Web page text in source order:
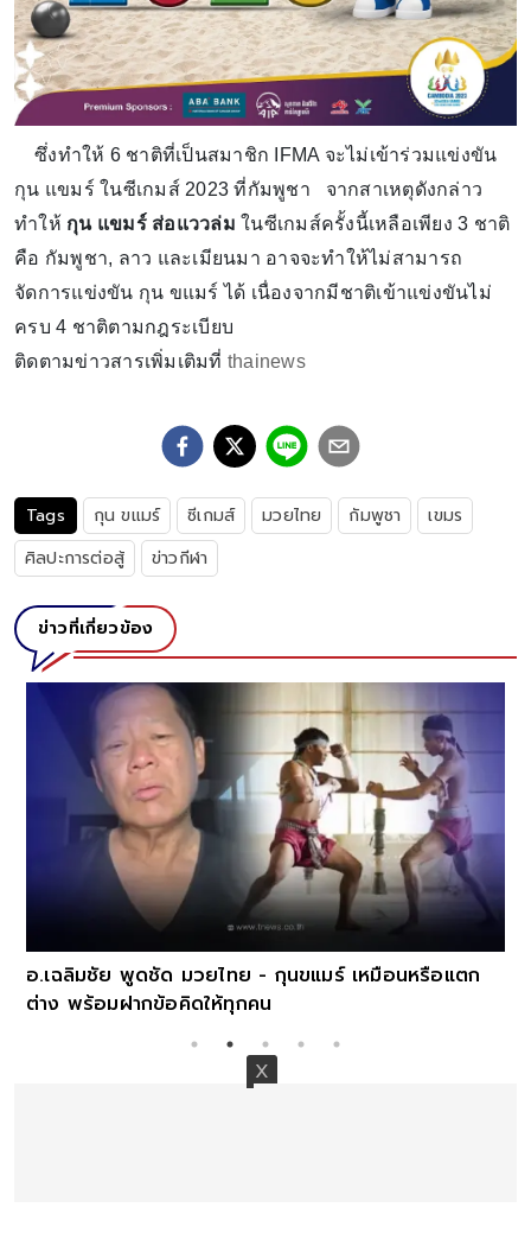
ซึ่งทำให้ 6 ชาติที่เป็นสมาชิก IFMA จะไม่เข้าร่วมแข่งขัน
กุน แขมร์ ในซีเกมส์ 2023 ที่กัมพูชา จากสาเหตุดังกล่าว
ทำให้ กุน แขมร์ ส่อแววล่ม ในซีเกมส์ครั้งนี้เหลือเพียง 3 ชาติ
คือ กัมพูชา, ลาว และเมียนมา อาจจะทำให้ไม่สามารถ
จัดการแข่งขัน กุน ขแมร์ ได้ เนื่องจากมีชาติเข้าแข่งขันไม่
ครบ 4 ชาติตามกฎระเบียบ
ติดตามข่าวสารเพิ่มเติมที่ thainews
Tags กุน ขแมร์ ซีเกมส์ มวยไทย กัมพูชา
เขมร
ศิลปะการต่อสู้
ข่าวกีฬา
ข่าวที่เกี่ยวข้อง
อ.เฉลิมชัย พูดชัด มวยไทย - กุนขแมร์ เหมือนหรือแตก
ต่าง พร้อมฝากข้อคิดให้ทุกคน